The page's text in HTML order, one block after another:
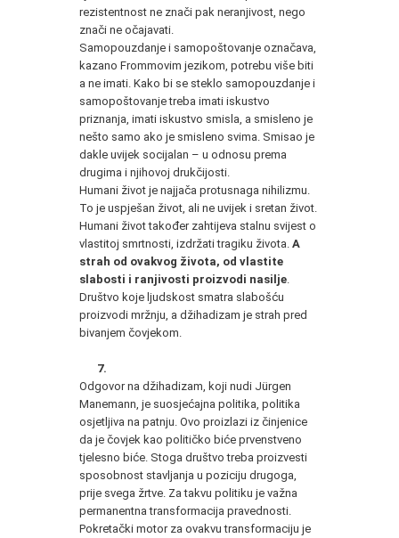
rezistentnost ne znači pak neranjivost, nego
znači ne očajavati.
Samopouzdanje i samopoštovanje označava,
kazano Frommovim jezikom, potrebu više biti
a ne imati. Kako bi se steklo samopouzdanje i
samopoštovanje treba imati iskustvo
priznanja, imati iskustvo smisla, a smisleno je
nešto samo ako je smisleno svima. Smisao je
dakle uvijek socijalan – u odnosu prema
drugima i njihovoj drukčijosti.
Humani život je najjača protusnaga nihilizmu.
To je uspješan život, ali ne uvijek i sretan život.
Humani život također zahtijeva stalnu svijest o
vlastitoj smrtnosti, izdržati tragiku života. A
strah od ovakvog života, od vlastite
slabosti i ranjivosti proizvodi nasilje
Društvo koje ljudskost smatra slabošću
proizvodi mržnju, a džihadizam je strah pred
bivanjem čovjekom.
7.
Odgovor na džihadizam, koji nudi Jürgen
Manemann, je suosjećajna politika, politika
osjetljiva na patnju. Ovo proizlazi iz činjenice
da je čovjek kao političko biće prvenstveno
tjelesno biće. Stoga društvo treba proizvesti
sposobnost stavljanja u poziciju drugoga,
prije svega žrtve. Za takvu politiku je važna
permanentna transformacija pravednosti.
Pokretački motor za ovakvu transformaciju je